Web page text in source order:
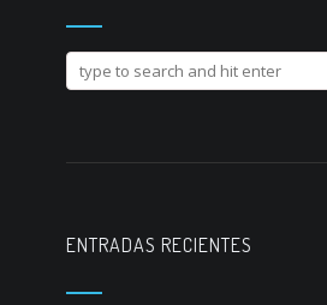
ENTRADAS RECIENTES